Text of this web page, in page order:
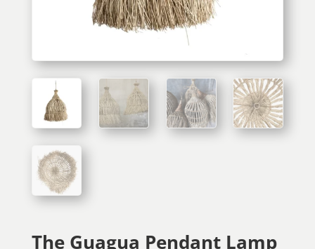
The Guagua Pendant Lamp